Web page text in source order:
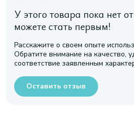
У этого товара пока нет
можете стать первым!
Расскажите о своем опыте
Обратите внимание на качество,
соответствие заявленным
Оставить отзыв